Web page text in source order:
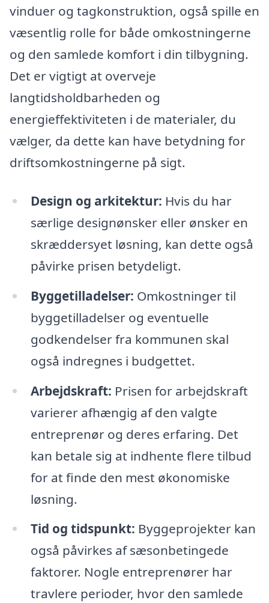
vinduer og tagkonstruktion, også spille en
væsentlig rolle for både omkostningerne
og den samlede komfort i din tilbygning.
Det er vigtigt at overveje
langtidsholdbarheden og
energieffektiviteten i de materialer, du
vælger, da dette kan have betydning for
driftsomkostningerne på sigt.
Design og arkitektur: Hvis du har
særlige designønsker eller ønsker en
skræddersyet løsning, kan dette også
påvirke prisen betydeligt.
Byggetilladelser: Omkostninger til
byggetilladelser og eventuelle
godkendelser fra kommunen skal
også indregnes i budgettet.
Arbejdskraft: Prisen for arbejdskraft
varierer afhængig af den valgte
entreprenør og deres erfaring. Det
kan betale sig at indhente flere tilbud
for at finde den mest økonomiske
løsning.
Tid og tidspunkt: Byggeprojekter kan
også påvirkes af sæsonbetingede
faktorer. Nogle entreprenører har
travlere perioder, hvor den samlede